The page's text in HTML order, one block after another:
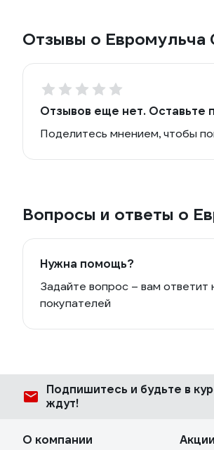
Отзывы о
Отзывов еще нет. Оставьте
Поделитесь мнением, чтобы
Вопросы и ответы о
Нужна помощь?
Задайте вопрос – вам ответит
покупателей
Подпишитесь и будьте в
ждут!
О компании Акции